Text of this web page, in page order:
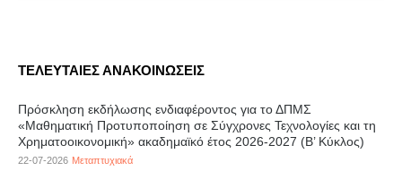
ΤΕΛΕΥΤΑΙΕΣ ΑΝΑΚΟΙΝΩΣΕΙΣ
Πρόσκληση εκδήλωσης ενδιαφέροντος για το ΔΠΜΣ
«Μαθηματική Προτυποποίηση σε Σύγχρονες Τεχνολογίες και τη
Χρηματοοικονομική» ακαδημαϊκό έτος 2026-2027 (B’ Kύκλος)
22-07-2026 Μεταπτυχιακά